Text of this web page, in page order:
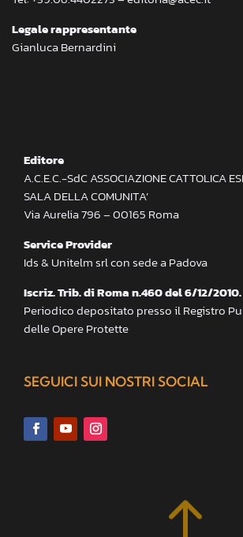
Legale rappresentante
Gianluca Bernardini
Editore
A.C.E.C.-SdC ASSOCIAZIONE CATTOLICA
SALA DELLA COMUNITA’
Via Aurelia 796 – 00165 Roma
Service Provider
Ids & Unitelm srl con sede a Padova
Iscriz. Trib. di Roma n.460 del 6/12/2010.
Periodico depositato presso il Registro
delle Opere Protette
SEGUICI SUI NOSTRI SOCIAL